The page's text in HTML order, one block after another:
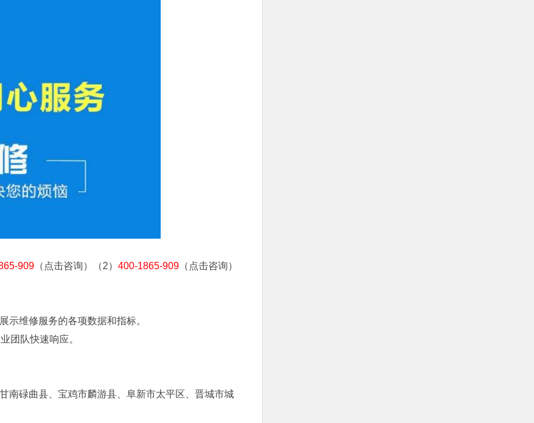
909 （点击咨询）（2） 400-1865-909 （点击咨询）
示维修服务的各项数据和指标。
团队快速响应。
南碌曲县、宝鸡市麟游县、阜新市太平区、晋城市城